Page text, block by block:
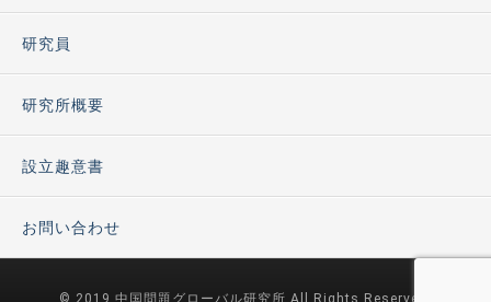
研究員
研究所概要
設立趣意書
お問い合わせ
© 2019 中国問題グローバル研究所 All Rights Reserved.